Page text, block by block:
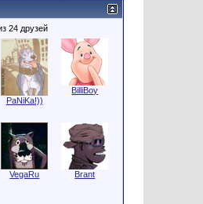
24 друзей
PaNiKa!))
BilliBoy
VegaRu Brant